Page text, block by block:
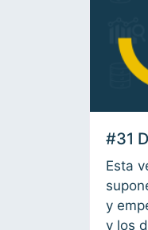
#31
Esta
y
y los